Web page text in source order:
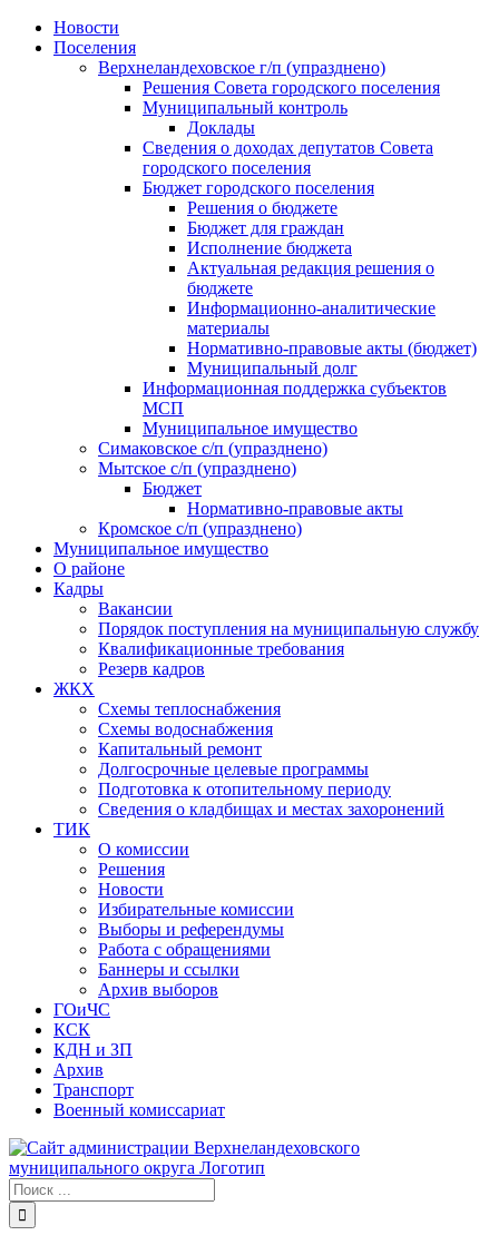
Skip
Новости
Поселения
Верхнеландеховское г/п (упразднено)
Решения Совета городского поселения
Муниципальный контроль
Доклады
Сведения о доходах депутатов Совета
городского поселения
Бюджет городского поселения
Решения о бюджете
Бюджет для граждан
Исполнение бюджета
Актуальная редакция решения о
бюджете
Информационно-аналитические
материалы
Нормативно-правовые акты (бюджет)
Муниципальный долг
Информационная поддержка субъектов
МСП
Муниципальное имущество
Симаковское с/п (упразднено)
Мытское с/п (упразднено)
Бюджет
Нормативно-правовые акты
Кромское с/п (упразднено)
Муниципальное имущество
О районе
Кадры
Вакансии
Порядок поступления на муниципальную службу
Квалификационные требования
Резерв кадров
ЖКХ
Схемы теплоснабжения
Схемы водоснабжения
Капитальный ремонт
Долгосрочные целевые программы
Подготовка к отопительному периоду
Сведения о кладбищах и местах захоронений
ТИК
О комиссии
Решения
Новости
Избирательные комиссии
Выборы и референдумы
Работа с обращениями
Баннеры и ссылки
Архив выборов
ГОиЧС
КСК
КДН и ЗП
Архив
Транспорт
Военный комиссариат
Результат
поиска: